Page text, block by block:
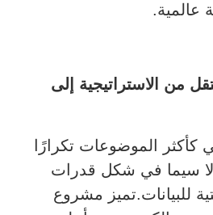
عالمية.
من الاستراتيجية إلى
كأكثر الموضوعات تكرارًا
لا سيما في شكل قدرات
للبيانات.تميز مشروع